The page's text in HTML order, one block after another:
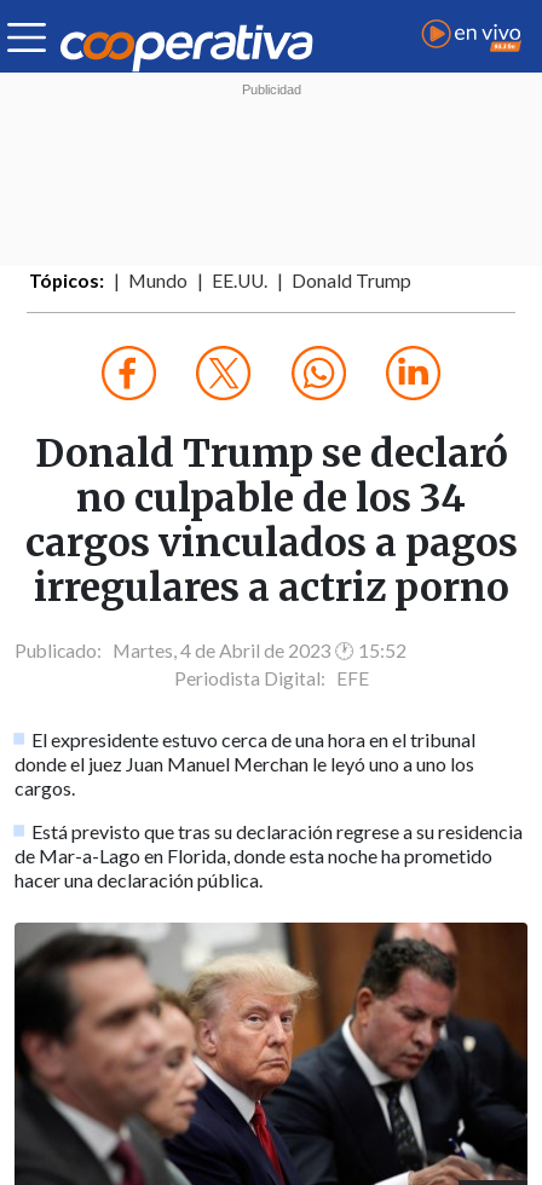
Tópicos: Mundo EE.UU. Donald Trump
Donald Trump se declaró
no culpable de los 34
cargos vinculados a pagos
irregulares a actriz porno
Publicado: Martes, 4 de Abril de 2023 🕐 15:52
Periodista Digital: EFE
El expresidente estuvo cerca de una hora en el tribunal
donde el juez Juan Manuel Merchan le leyó uno a uno los
cargos.
Está previsto que tras su declaración regrese a su residencia
de Mar-a-Lago en Florida, donde esta noche ha prometido
hacer una declaración pública.